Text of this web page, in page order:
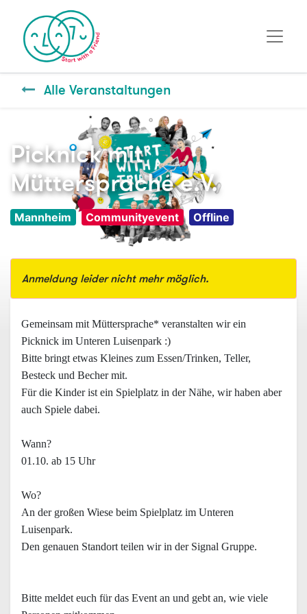
Alle Veranstaltungen
Picknick mit
Müttersprache e.V.
Mannheim Communityevent Offline
Anmeldung leider nicht mehr möglich.
Gemeinsam mit Müttersprache* veranstalten wir ein
Picknick im Unteren Luisenpark :)
Bitte bringt etwas Kleines zum Essen/Trinken, Teller,
Besteck und Becher mit.
Für die Kinder ist ein Spielplatz in der Nähe, wir haben aber
auch Spiele dabei.
Wann?
01.10. ab 15 Uhr
Wo?
An der großen Wiese beim Spielplatz im Unteren
Luisenpark.
Den genauen Standort teilen wir in der Signal Gruppe.
Bitte meldet euch für das Event an und gebt an, wie viele